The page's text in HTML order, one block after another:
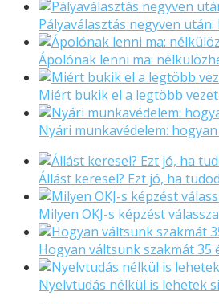
Pályaválasztás negyven
Ápolónak lenni ma:
Miért bukik el a legtöbb
Nyári munkavédelem:
Állást keresel? Ezt jó, ha
Milyen OKJ-s képzést
Hogyan váltsunk szakmát 35
Nyelvtudás nélkül is lehetek